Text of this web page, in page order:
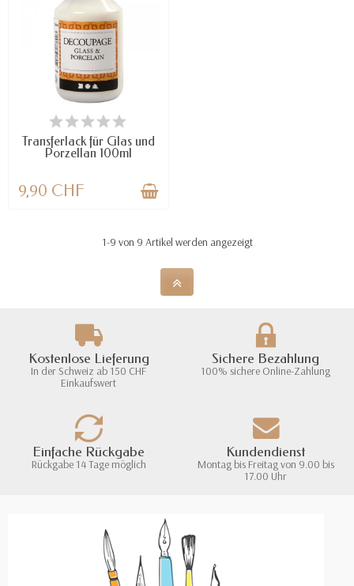
VERFÜGBAR
Transferlack für Glas und
Porzellan 100ml
9,90 CHF
1-9 von 9 Artikel werden angezeigt
Kostenlose Lieferung
In der Schweiz ab 150 CHF
Einkaufswert
Sichere Bezahlung
100% sichere Online-Zahlung
Einfache Rückgabe
Rückgabe 14 Tage möglich
Kundendienst
Montag bis Freitag von 9.00 bis
17.00 Uhr